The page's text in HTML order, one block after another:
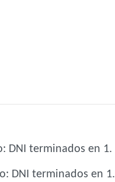
DNI terminados en 1.
DNI terminados en 1.